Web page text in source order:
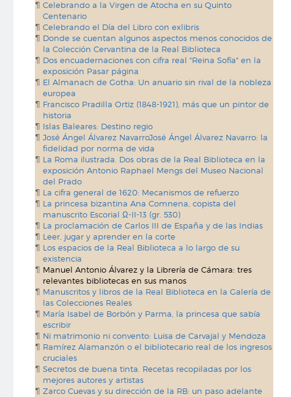
Celebrando a la Virgen de Atocha en su Quinto
Centenario
Celebrando el Día del Libro con exlibris
Donde se cuentan algunos aspectos menos conocidos de
la Colección Cervantina de la Real Biblioteca
Dos encuadernaciones con cifra real "Reina Sofía" en la
exposición Pasar página
El Almanach de Gotha: Un anuario sin rival de la nobleza
europea
Francisco Pradilla Ortiz (1848-1921), más que un pintor de
historia
Islas Baleares: Destino regio
José Ángel Álvarez NavarroJosé Ángel Álvarez Navarro: la
fidelidad por norma de vida
La Roma ilustrada. Dos obras de la Real Biblioteca en la
exposición Antonio Raphael Mengs del Museo Nacional
del Prado
La cifra general de 1620: Mecanismos de refuerzo
La princesa bizantina Ana Comnena, copista del
manuscrito Escorial Ω-II-13 (gr. 530)
La proclamación de Carlos III de España y de las Indias
Leer, jugar y aprender en la corte
Los espacios de la Real Biblioteca a lo largo de su
existencia
Manuel Antonio Álvarez y la Librería de Cámara: tres
relevantes bibliotecas en sus manos
Manuscritos y libros de la Real Biblioteca en la Galería de
las Colecciones Reales
María Isabel de Borbón y Parma, la princesa que sabía
escribir
Ni matrimonio ni convento: Luisa de Carvajal y Mendoza
Ramírez Alamanzón o el bibliotecario real de los ingresos
cruciales
Secretos de buena tinta. Recetas recopiladas por los
mejores autores y artistas
Zarco Cuevas y su dirección de la RB: un paso adelante